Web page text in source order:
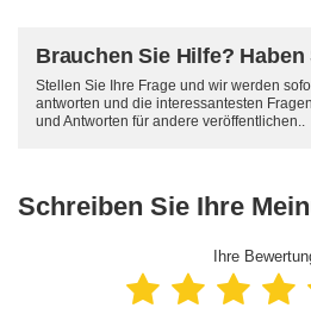
Brauchen Sie Hilfe? Haben
Stellen Sie Ihre Frage und wir werden
antworten und die interessantesten Fragen
und Antworten für andere veröffentlichen..
Schreiben Sie Ihre
Ihre